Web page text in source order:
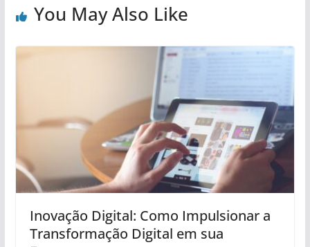
You May Also Like
Inovação Digital: Como Impulsionar a
Transformação Digital em sua